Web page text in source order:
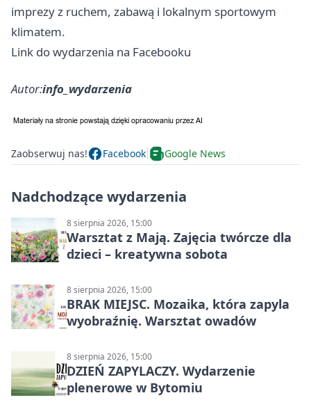
imprezy z ruchem, zabawą i lokalnym sportowym
klimatem.
Link do wydarzenia na Facebooku
Autor:info_wydarzenia
Zaobserwuj nas! Facebook Google News
Nadchodzące wydarzenia
8 sierpnia 2026, 15:00
Warsztat z Mają. Zajęcia twórcze dla
dzieci – kreatywna sobota
8 sierpnia 2026, 15:00
BRAK MIEJSC. Mozaika, która zapyla
wyobraźnię. Warsztat owadów
8 sierpnia 2026, 15:00
DZIEŃ ZAPYLACZY. Wydarzenie
plenerowe w Bytomiu